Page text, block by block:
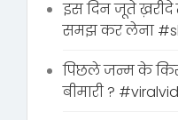
इस दिन जूते ख़रीदे
समझ कर लेना
पिछले जन्म के
बीमारी ?